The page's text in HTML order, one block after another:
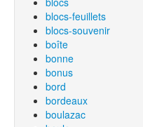
blocs-feuillets
blocs-souvenir
boîte
bonne
bonus
bord
bordeaux
boulazac